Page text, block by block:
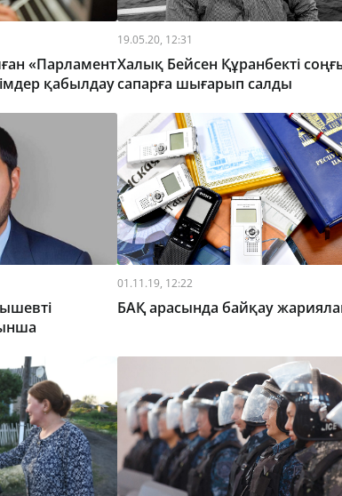
«Парламент
қабылдау
19.05.20, 12:31
Халық Бейсен Құранбектi
сапарға шығарып салды
01.11.19, 12:22
БАҚ арасында байқау